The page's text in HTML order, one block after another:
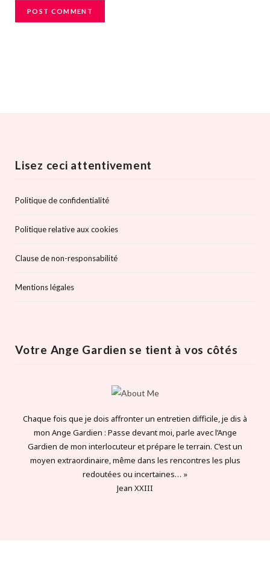
Lisez ceci attentivement
Politique de confidentialité
Politique relative aux cookies
Clause de non-responsabilité
Mentions légales
Votre Ange Gardien se tient à vos côtés
Chaque fois que je dois affronter un entretien difficile, je dis à
mon Ange Gardien : Passe devant moi, parle avec l’Ange
Gardien de mon interlocuteur et prépare le terrain. C’est un
moyen extraordinaire, même dans les rencontres les plus
redoutées ou incertaines… »
Jean XXIII